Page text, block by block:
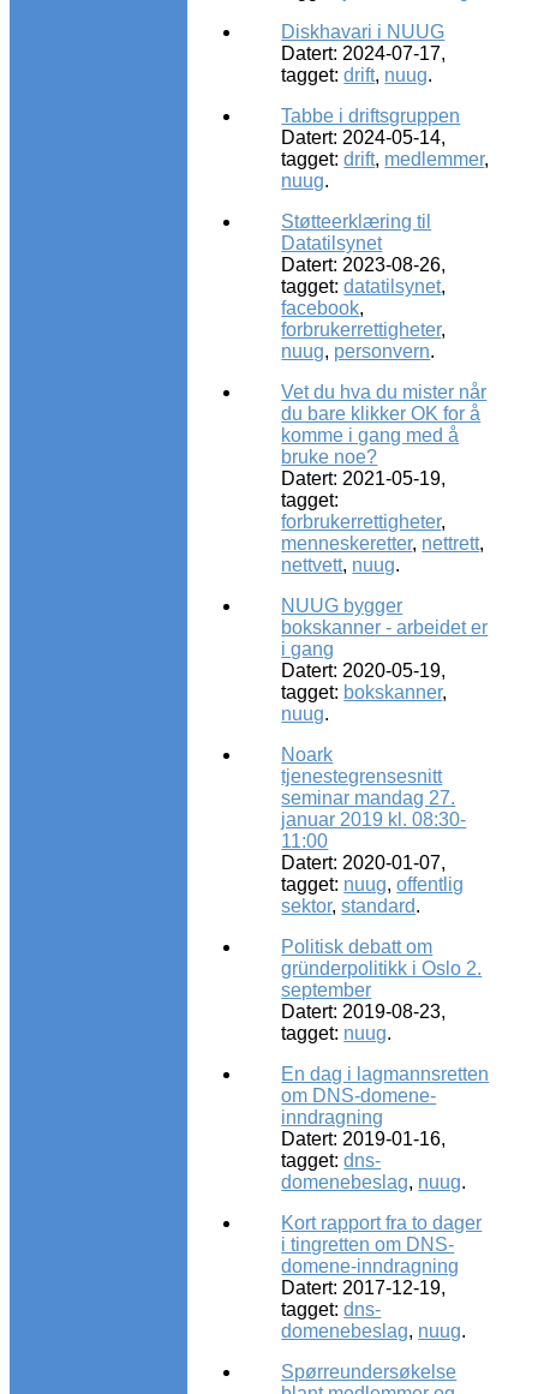
Diskhavari i NUUG
Datert: 2024-07-17,
tagget:drift, nuug.
Tabbe i driftsgruppen
Datert: 2024-05-14,
tagget:drift, medlemmer,
nuug.
Støtteerklæring til
Datatilsynet
Datert: 2023-08-26,
tagget:datatilsynet,
facebook,
forbrukerrettigheter,
nuug, personvern.
Vet du hva du mister når
du bare klikker OK for å
komme i gang med å
bruke noe?
Datert: 2021-05-19,
tagget:
forbrukerrettigheter,
menneskeretter, nettrett,
nettvett, nuug.
NUUG bygger
bokskanner - arbeidet er
i gang
Datert: 2020-05-19,
tagget: bokskanner,
nuug.
Noark
tjenestegrensesnitt
seminar mandag 27.
januar 2019 kl. 08:30-
11:00
Datert: 2020-01-07,
tagget: nuug,offentlig
sektor,standard.
Politisk debatt om
gründerpolitikk i Oslo 2.
september
Datert: 2019-08-23,
tagget: nuug.
En dag i lagmannsretten
om DNS-domene-
inndragning
Datert: 2019-01-16,
tagget:dns-
domenebeslag, nuug.
Kort rapport fra to dager
i tingretten om DNS-
domene-inndragning
Datert: 2017-12-19,
tagget:dns-
domenebeslag, nuug.
Spørreundersøkelse